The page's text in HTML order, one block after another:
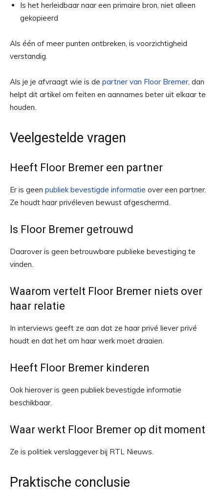
Is het herleidbaar naar een primaire bron, niet alleen
gekopieerd
Als één of meer punten ontbreken, is voorzichtigheid
verstandig.
Als je je afvraagt wie is de partner van Floor Bremer, dan
helpt dit artikel om feiten en aannames beter uit elkaar te
houden.
Veelgestelde vragen
Heeft Floor Bremer een partner
Er is geen publiek bevestigde informatie over een partner.
Ze houdt haar privéleven bewust afgeschermd.
Is Floor Bremer getrouwd
Daarover is geen betrouwbare publieke bevestiging te
vinden.
Waarom vertelt Floor Bremer niets over
haar relatie
In interviews geeft ze aan dat ze haar privé liever privé
houdt en dat het om haar werk moet draaien.
Heeft Floor Bremer kinderen
Ook hierover is geen publiek bevestigde informatie
beschikbaar.
Waar werkt Floor Bremer op dit moment
Ze is politiek verslaggever bij RTL Nieuws.
Praktische conclusie